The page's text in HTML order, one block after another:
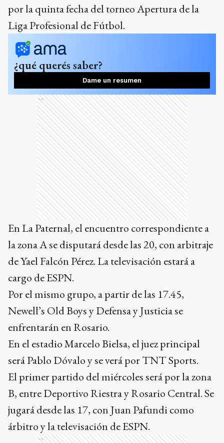
por la quinta fecha del torneo Apertura de la
Liga Profesional de Fútbol.
¿qué querés saber?
Dame un resumen
Ads
En La Paternal, el encuentro correspondiente a
la zona A se disputará desde las 20, con arbitraje
de Yael Falcón Pérez. La televisación estará a
cargo de ESPN.
Por el mismo grupo, a partir de las 17.45,
Newell’s Old Boys y Defensa y Justicia se
enfrentarán en Rosario.
En el estadio Marcelo Bielsa, el juez principal
será Pablo Dóvalo y se verá por TNT Sports.
El primer partido del miércoles será por la zona
B, entre Deportivo Riestra y Rosario Central. Se
jugará desde las 17, con Juan Pafundi como
árbitro y la televisación de ESPN.
Ads